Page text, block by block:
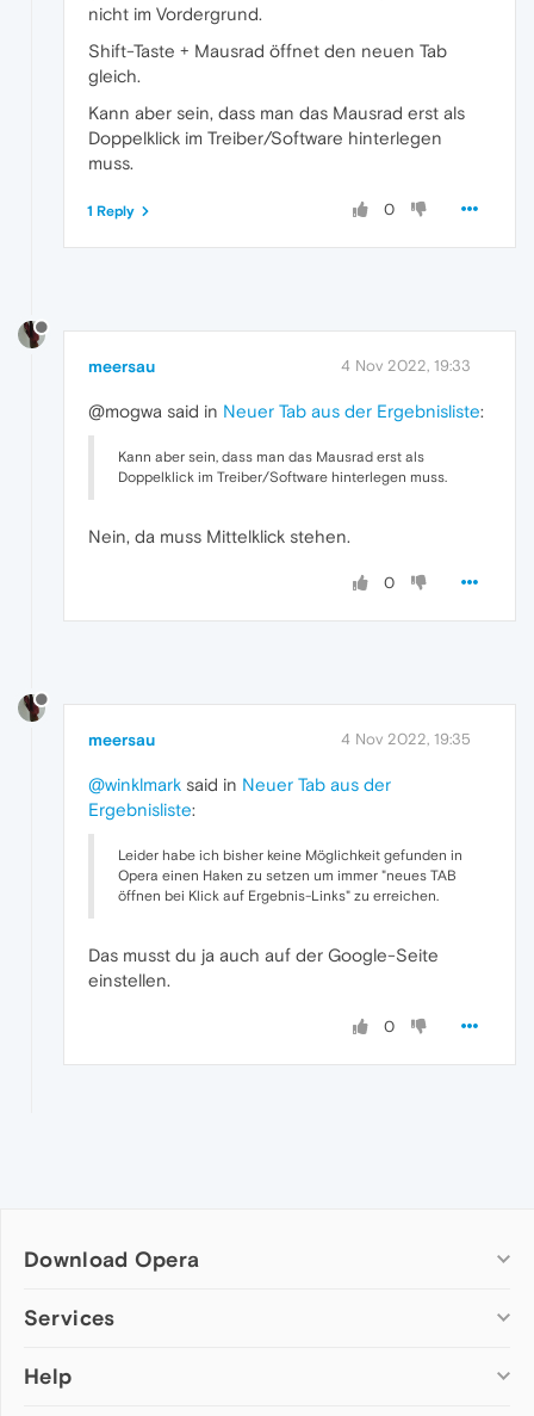
nicht im Vordergrund.
Shift-Taste + Mausrad öffnet den neuen Tab
gleich.
Kann aber sein, dass man das Mausrad erst als
Doppelklick im Treiber/Software hinterlegen
muss.
0
1 Reply
meersau 4 Nov 2022, 19:33
@mogwa said in Neuer Tab aus der Ergebnisliste:
Kann aber sein, dass man das Mausrad erst als
Doppelklick im Treiber/Software hinterlegen muss.
Nein, da muss Mittelklick stehen.
0
meersau 4 Nov 2022, 19:35
@winklmark said in Neuer Tab aus der
Ergebnisliste:
Leider habe ich bisher keine Möglichkeit gefunden in
Opera einen Haken zu setzen um immer "neues TAB
öffnen bei Klick auf Ergebnis-Links" zu erreichen.
Das musst du ja auch auf der Google-Seite
einstellen.
0
Download Opera
Computer browsers
Opera for Mac
Services
Add-ons
Help